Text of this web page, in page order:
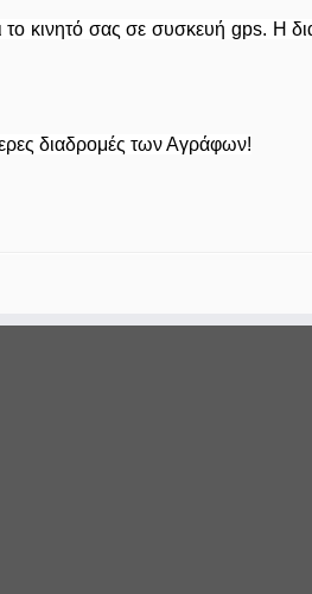
το κινητό σας σε συσκευή gps.
διαδρομές των Αγράφων!